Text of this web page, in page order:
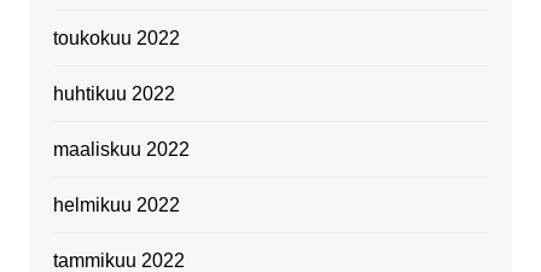
toukokuu 2022
huhtikuu 2022
maaliskuu 2022
helmikuu 2022
tammikuu 2022